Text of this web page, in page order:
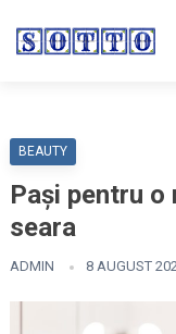
BEAUTY
Pași pentru
seara
ADMIN 8 AUGUST